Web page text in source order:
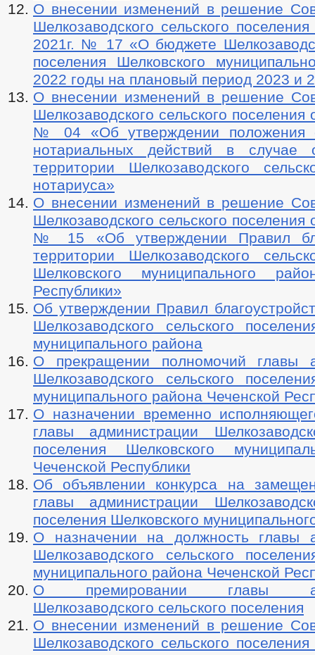
О внесении изменений в решение
Шелкозаводского сельского
2021г. № 17 «О бюджете
поселения Шелковского
2022 годы на плановый период 2023 и
О внесении изменений в решение
Шелкозаводского сельского поселения
№ 04 «Об утверждении положения
нотариальных действий в случае
территории Шелкозаводского
нотариуса»
О внесении изменений в решение
Шелкозаводского сельского поселения
№ 15 «Об утверждении Правил
территории Шелкозаводского
Шелковского муниципального
Республики»
Об утверждении Правил
Шелкозаводского сельского
муниципального района
О прекращении полномочий главы
Шелкозаводского сельского
муниципального района Чеченской
О назначении временно
главы администрации
поселения Шелковского
Чеченской Республики
Об объявлении конкурса на
главы администрации
поселения Шелковского
О назначении на должность главы
Шелкозаводского сельского
муниципального района Чеченской
О премировании главы
Шелкозаводского сельского поселения
О внесении изменений в решение
Шелкозаводского сельского